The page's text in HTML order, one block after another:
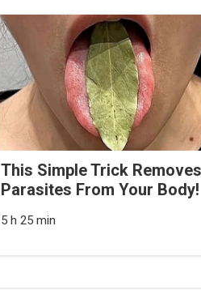
This Simple Trick
Parasites From Your Body!
5 h 25 min